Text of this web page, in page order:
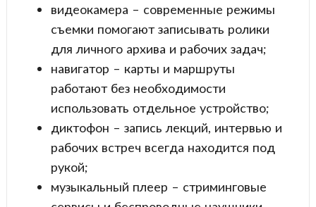
видеокамера – современные режимы
съемки помогают записывать ролики
для личного архива и рабочих задач;
навигатор – карты и маршруты
работают без необходимости
использовать отдельное устройство;
диктофон – запись лекций, интервью и
рабочих встреч всегда находится под
рукой;
музыкальный плеер – стриминговые